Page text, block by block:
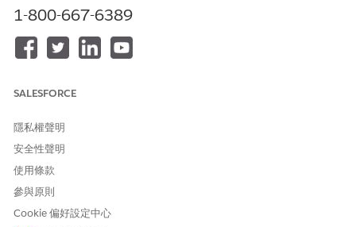
消約會。從約會清單中,使用者可以按一下「修改約會」動作來
變更約會詳細資料,例如日期、時間、提供者和資產。使用者也
可以按一下「取消約會」動作來取消個別約會。
1-800-667-6389
SALESFORCE
隱私權聲明
安全性聲明
使用條款
參與原則
Cookie 偏好設定中心